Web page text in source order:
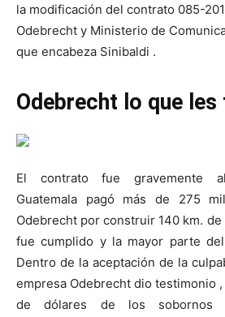
la modificación del contrato 085-
Odebrecht y Ministerio de
que encabeza Sinibaldi .
Odebrecht lo que
El contrato fue gravemente
Guatemala pagó más de 275
Odebrecht por construir 140 km.
fue cumplido y la mayor parte
Dentro de la aceptación de la
empresa Odebrecht dio testimonio
de dólares de los sobornos